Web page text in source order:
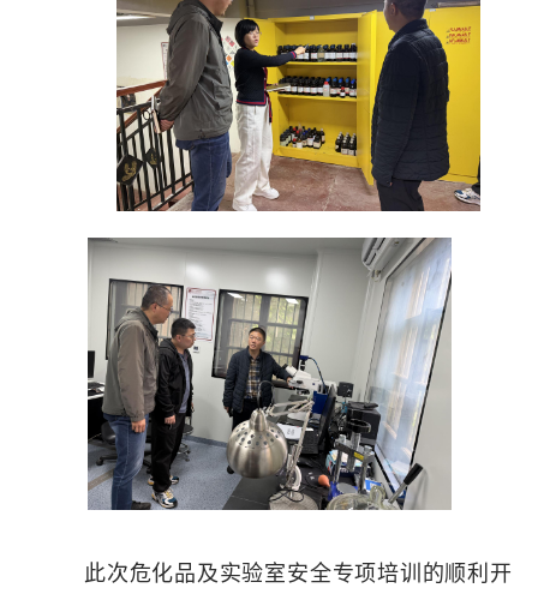
此次危化品及实验室安全专项培训的顺利开